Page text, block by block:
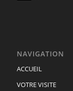
NAVIGATION
ACCUEIL
VOTRE VISITE